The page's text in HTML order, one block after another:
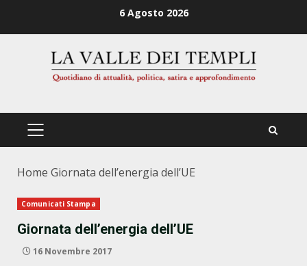
6 Agosto 2026
PRIMÄRES
Home Giornata dell’energia dell’UE
Comunicati Stampa
Giornata dell’energia dell’UE
16 Novembre 2017